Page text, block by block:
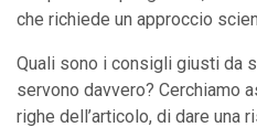
che richiede un approccio
Quali sono i consigli giusti da
servono davvero? Cerchiamo
righe dell’articolo, di dare una